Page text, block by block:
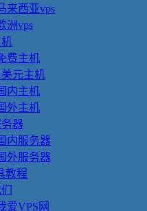
来西亚vps
洲vps
费主机
美元主机
内主机
外主机
器
内服务器
外服务器
教程
爱VPS网